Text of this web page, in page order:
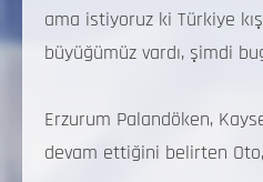
ama istiyoruz ki Türkiye
büyüğümüz vardı, şimdi
Erzurum Palandöken,
devam ettiğini belirten